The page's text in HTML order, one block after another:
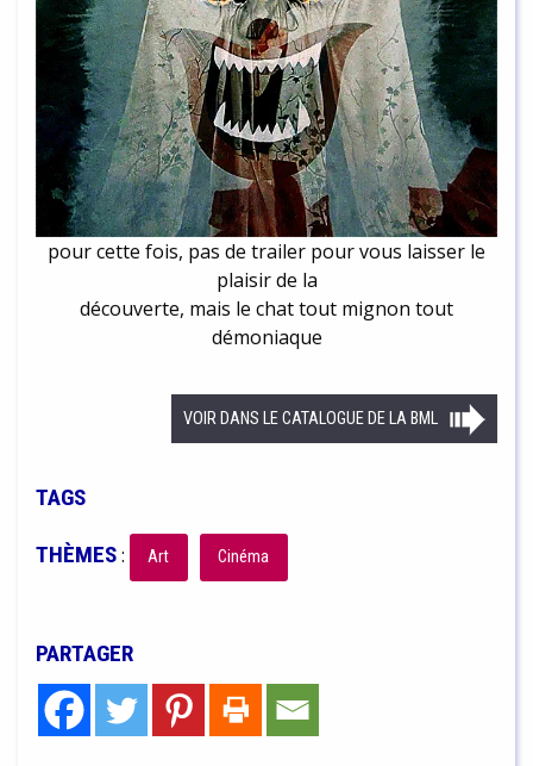
pour cette fois, pas de trailer pour vous laisser le
plaisir de la
découverte, mais le chat tout mignon tout
démoniaque
VOIR DANS LE CATALOGUE DE LA BML
TAGS
THÈMES: Art Cinéma
PARTAGER